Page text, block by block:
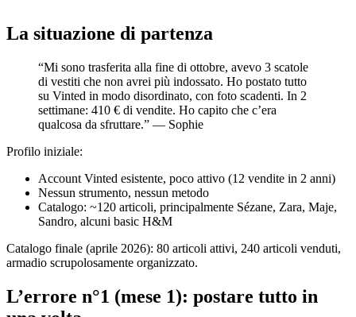
La situazione di partenza
“Mi sono trasferita alla fine di ottobre, avevo 3 scatole
di vestiti che non avrei più indossato. Ho postato tutto
su Vinted in modo disordinato, con foto scadenti. In 2
settimane: 410 € di vendite. Ho capito che c’era
qualcosa da sfruttare.” — Sophie
Profilo iniziale:
Account Vinted esistente, poco attivo (12 vendite in 2 anni)
Nessun strumento, nessun metodo
Catalogo: ~120 articoli, principalmente Sézane, Zara, Maje,
Sandro, alcuni basic H&M
Catalogo finale (aprile 2026): 80 articoli attivi, 240 articoli venduti,
armadio scrupolosamente organizzato.
L’errore n°1 (mese 1): postare tutto in